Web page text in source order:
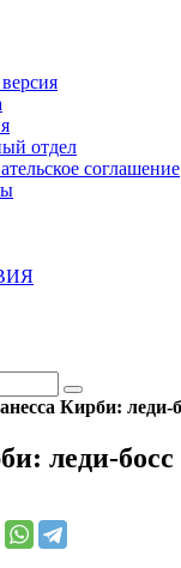
отдел
соглашение
Кирби: леди-
леди-босс